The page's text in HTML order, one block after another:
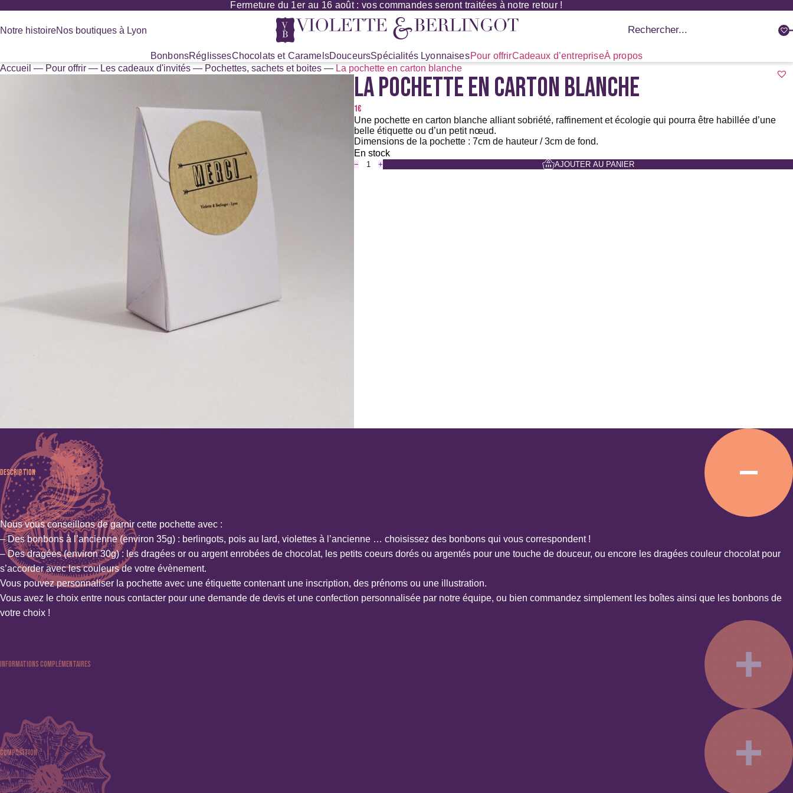
Fermeture du 1er au 16 août : vos commandes seront traitées à notre retour !
Notre histoireNos boutiques à Lyon
BonbonsRéglissesChocolats et CaramelsDouceursSpécialités LyonnaisesPour offrirCadeaux d’entrepriseÀ propos
Recherche
produits
Accueil — Pour offrir — Les cadeaux d'invités — Pochettes, sachets et boites — La pochette en carton blanche
LA POCHETTE EN CARTON BLANCHE
1€
Une pochette en carton blanche alliant sobriété, raffinement et écologie qui pourra être habillée d’une
belle étiquette ou d’un petit nœud.
Dimensions de la pochette : 7cm de hauteur / 3cm de fond.
En stock
−
quantité
+ AJOUTER AU PANIER
Description
Nous vous conseillons de garnir cette pochette avec :
– Des bonbons à l’ancienne (environ 35g) : berlingots, pois au lard, violettes à l’ancienne … choisissez des bonbons qui vous correspondent !
– Des dragées (environ 30g) : les dragées or ou argentenrobées de chocolat, les petits coeurs dorés ou argentés pour une touche de douceur, ou encore les dragées couleur chocolatpour
s’accorder avec les couleurs de votre évènement.
Vous pouvez personnaliser la pochette avec une étiquette contenant une inscription, des prénoms ou une illustration.
Vous avez le choix entre nous contacter pour une demande de devis et une confection personnalisée par notre équipe, ou bien commandez simplement les boîtes ainsi que les bonbons de
votre choix !
Informations complémentaires
Couleur : Blanc
Composition